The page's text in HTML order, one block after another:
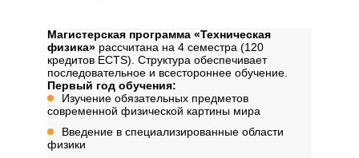
Магистерская программа «Техническая
физика» рассчитана на 4 семестра (120
кредитов ECTS). Структура обеспечивает
последовательное и всестороннее обучение.
Первый год обучения:
Изучение обязательных предметов
современной физической картины мира
Введение в специализированные области
физики